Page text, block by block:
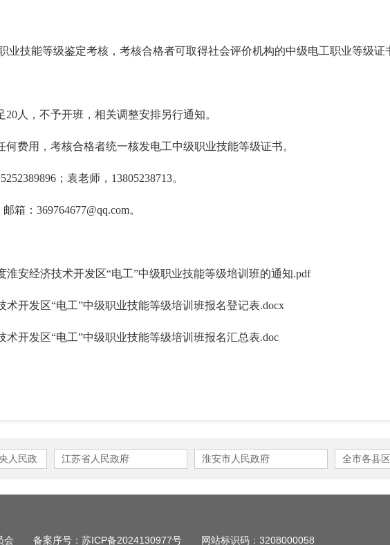
业技能等级鉴定考核，考核合格者可取得社会评价机构的中级电工职业等级证
20人，不予开班，相关调整安排另行通知。
何费用，考核合格者统一核发电工中级职业技能等级证书。
；袁老师，13805238713。
箱：369764677@qq.com。
淮安经济技术开发区“电工”中级职业技能等级培训班的通知.pdf
术开发区“电工”中级职业技能等级培训班报名登记表.docx
术开发区“电工”中级职业技能等级培训班报名汇总表.doc
人民政
江苏省人民政府 淮安市人民政府 全市各县区
会 备案序号： 苏ICP备2024130977号 网站标识码：3208000058